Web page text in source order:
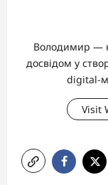
Володимир —
досвідом у
digital-
Visit